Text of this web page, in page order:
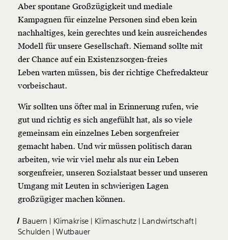
Aber spontane Großzügigkeit und mediale
Kampagnen für einzelne Personen sind eben kein
nachhaltiges, kein gerechtes und kein ausreichendes
Modell für unsere Gesellschaft. Niemand sollte mit
der Chance auf ein Existenzsorgen-freies
Leben warten müssen, bis der richtige Chefredakteur
vorbeischaut.
Wir sollten uns öfter mal in Erinnerung rufen, wie
gut und richtig es sich angefühlt hat, als so viele
gemeinsam ein einzelnes Leben sorgenfreier
gemacht haben. Und wir müssen politisch daran
arbeiten, wie wir viel mehr als nur ein Leben
sorgenfreier, unseren Sozialstaat besser und unseren
Umgang mit Leuten in schwierigen Lagen
großzügiger machen können.
Bauern Klimakrise Klimaschutz Landwirtschaft
Schulden
Wutbauer